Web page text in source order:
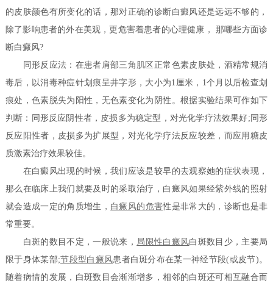
的皮肤颜色有所变化的话，那对正确的诊断白癜风还是远远不够的，
除了影响患者的外在美观，更危害着患者的心理健康， 那哪些方面诊
断白癜风?
同形反应法：在患者肩部三角肌区正常色素皮肤处，酒精常规消
毒后，以消毒种痘针划痕呈井字形，大小为1厘米，1个月以后检查划
痕处，色素脱失为阳性，无色素变化为阴性。根据实验结果可作如下
判断：同形反应阴性者，皮损多为稳定型，对光化学疗法效果好;同形
反应阳性者，皮损多为扩展型，对光化学疗法反应较差，而应用糖皮
质激素治疗效果较佳。
在白癜风出现的时候，我们应该是较早的去观察她的症状表现，
那么在临床上我们就要及时的采取治疗，白癜风如果经紫外线的照射
就会造成一定的角质增生， 白癜风的危害性是非常大的，诊断也是非
常重要。
白斑的数目不定，一般说来， 局限性白癜风白斑数目少，主要局
限于身体某部;节段型白癜风患者白斑分布在某一神经节段(或皮节)。
随着病情的发展，白斑数目会渐渐增多，相邻的白斑还可相互融合而